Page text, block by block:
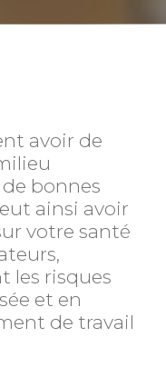
avoir de
bonnes
ainsi avoir
votre santé
les risques
et en
de travail